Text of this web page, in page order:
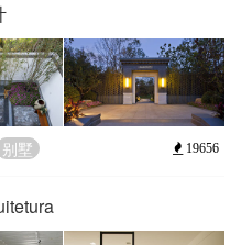
别墅 19656